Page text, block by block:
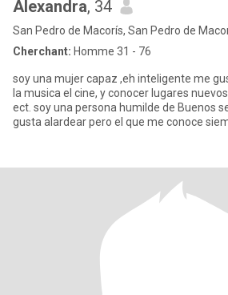
Alexandra, 34
San Pedro de Macorís, San Pedro de
Cherchant: Homme 31 - 76
soy una mujer capaz ,eh inteligente me
la musica el cine, y conocer lugares nuevos Leer y ir de
ect. soy una persona humilde de Buenos
gusta alardear pero el que me conoce